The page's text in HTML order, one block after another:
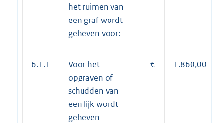
het ruimen van
een graf wordt
geheven voor:
6.1.1
Voor het
opgraven of
schudden van
een lijk wordt
geheven
€ 1.860,00